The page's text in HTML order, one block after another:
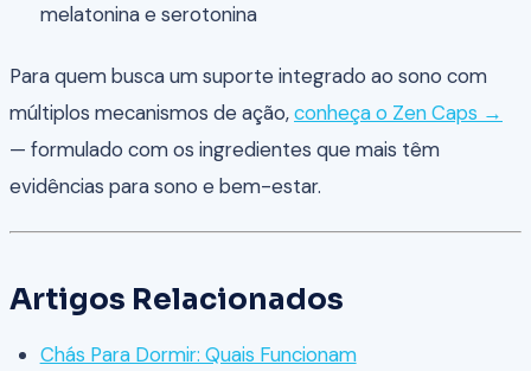
melatonina e serotonina
Para quem busca um suporte integrado ao sono com
múltiplos mecanismos de ação,conheça o Zen Caps →
— formulado com os ingredientes que mais têm
evidências para sono e bem-estar.
Artigos Relacionados
Chás Para Dormir: Quais Funcionam